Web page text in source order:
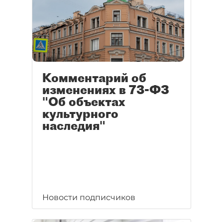
Комментарий об
изменениях в 73-ФЗ
"Об объектах
культурного
наследия"
Новости подписчиков